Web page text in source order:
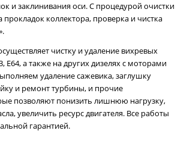
и заклинивания оси. C процедурой очистки
прокладок коллектора, проверка и чистка
чистку и удаление вихревых
E64, а также на других дизелях с моторами
удаление сажевика, заглушку
и ремонт турбины, и прочие
позволяют понизить лишнюю нагрузку,
увеличить ресурс двигателя. Все работы
гарантией.